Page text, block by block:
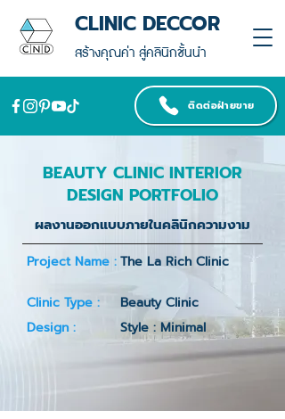
สร้างคุณค่า สู่คลินิกชั้นนำ
CLINIC DECCOR
ติดต่อฝ่ายขาย
BEAUTY CLINIC INTERIOR
DESIGN PORTFOLIO
ผลงานออกแบบภายในคลินิกความงาม
Project Name :The La Rich Clinic
Clinic Type :
Beauty Clinic
Design :
Style : Minimal